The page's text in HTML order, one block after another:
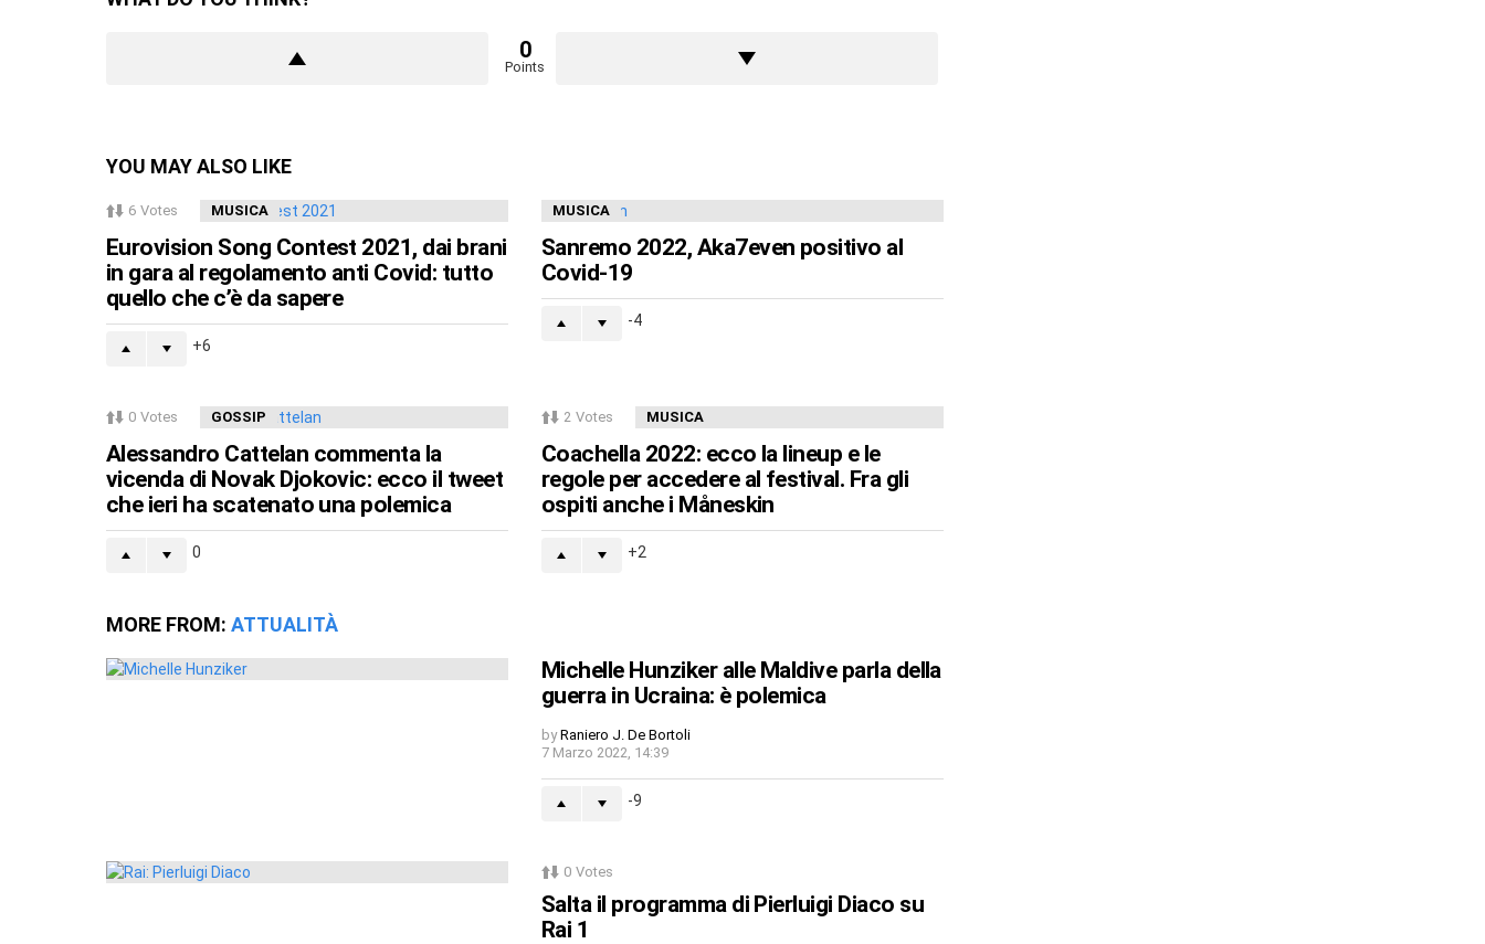
0
Points
YOU MAY ALSO LIKE
6 Votes MUSICA
Eurovision Song Contest 2021, dai brani
in gara al regolamento anti Covid: tutto
quello che c’è da sapere
6
MUSICA
Sanremo 2022, Aka7even positivo al
Covid-19
-4
0 Votes GOSSIP
Alessandro Cattelan commenta la
vicenda di Novak Djokovic: ecco il tweet
che ieri ha scatenato una polemica
0
2 Votes MUSICA
Coachella 2022: ecco la lineup e le
regole per accedere al festival. Fra gli
ospiti anche i Måneskin
2
MORE FROM: ATTUALITÀ
Michelle Hunziker alle Maldive parla della
guerra in Ucraina: è polemica
by Raniero J. De Bortoli
7 Marzo 2022, 14:39
-9
0 Votes
Salta il programma di Pierluigi Diaco su
Rai 1